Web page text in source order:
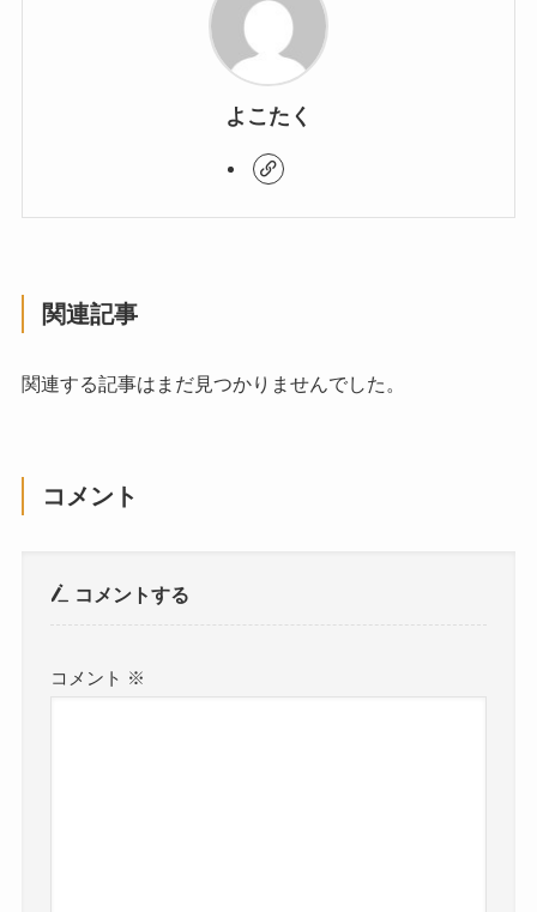
よこたく
関連記事
関連する記事はまだ見つかりませんでした。
コメント
コメントする
コメント ※